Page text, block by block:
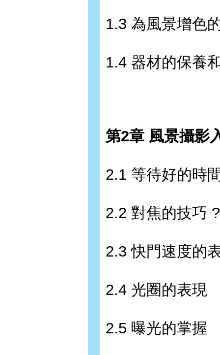
1.3 為風景增色
1.4 器材的保養
第2章 風景攝影
2.1 等待好的時
2.2 對焦的技巧 ?
2.3 快門速度的
2.4 光圈的表現
2.5 曝光的掌握